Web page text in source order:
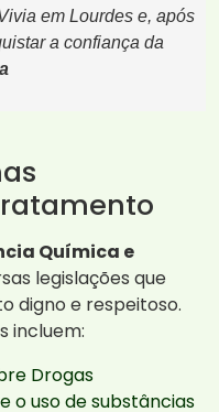
em Lourdes e, após
a confiança da
Química e
legislações que
digno e respeitoso.
incluem:
Drogas
o uso de substâncias